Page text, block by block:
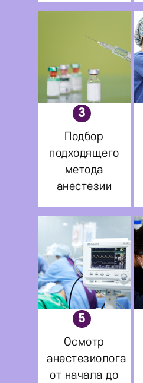
3
Подбор
подходящего
метода
анестезии
5
Осмотр
анестезиолога
от начала до